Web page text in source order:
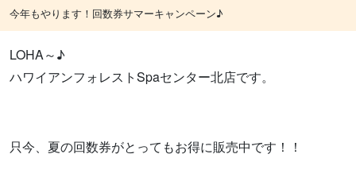
今年もやります！回数券サマーキャンペーン♪
LOHA～♪
ハワイアンフォレストSpaセンター北店です。
只今、夏の回数券がとってもお得に販売中です！！